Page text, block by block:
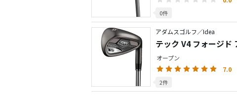
0件
アダムスゴルフ／Idea
テック V4 フォージド
オープン
7.0
2件